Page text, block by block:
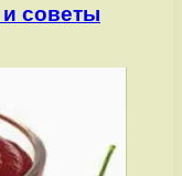
советы